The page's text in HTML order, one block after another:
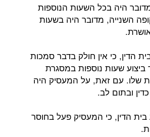
היה בכל השעות הנוספות
השנייה, מדובר היה בשעות
הדין, כי אין חולק בדבר סמכות
שעות נוספות במסגרת
שלו. עם זאת, על המעסיק היה
ובתום לב.
הדין, כי המעסיק פעל בחוסר